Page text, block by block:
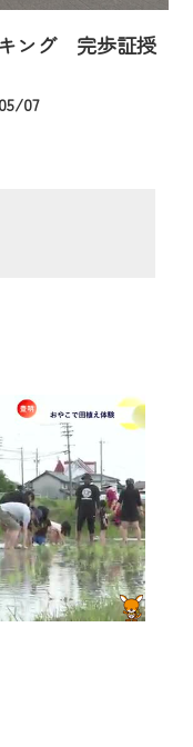
キング 完歩証授
07
ます！
まいの地域
から、いつ
様へのサー
ただくには、
CCNetマイ
となりま
しくお願い
、MyIDが必
含むCCNetの
のIDです。